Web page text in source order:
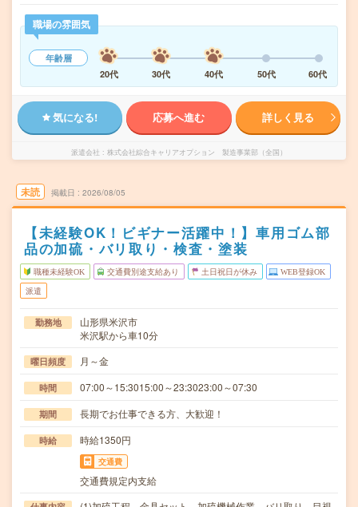
職場の雰囲気
年齢層
20代
30代 40代 50代 60代
気になる! 応募へ進む 詳しく見る
派遣会社 株式会社綜合キャリアオプション 製造事業部（全国）
未読 掲載日 2026/08/05
【未経験OK！ビギナー活躍中！】車用ゴム部
品の加硫・バリ取り・検査・塗装
職種未経験OK 交通費別途支給あり 土日祝日が休み WEB登録OK
派遣
勤務地
山形県米沢市
米沢駅から車10分
曜日頻度 月～金
時間 07:00～15:3015:00～23:3023:00～07:30
期間 長期でお仕事できる方、大歓迎！
時給 時給1350円
交通費
交通費規定内支給